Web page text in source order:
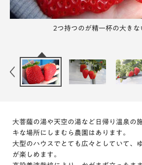
2つ持つのが精一杯の大きな
真っ赤になった甘いいちご、たくさ
品種によって味も違うので、食べ比
とっても広いハウスで
こちらで直売もしています。休憩
大菩薩の湯や天空の湯など日帰り温泉の
キな場所にしまむら農園はあります。
大型のハウスでとても広々としていて、
が楽しめます。